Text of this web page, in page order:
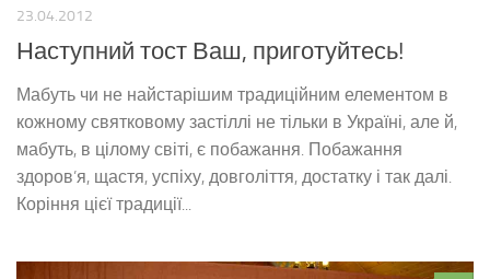
23.04.2012
Наступний тост Ваш, приготуйтесь!
Мабуть чи не найстарішим традиційним елементом в
кожному святковому застіллі не тільки в Україні, але й,
мабуть, в цілому світі, є побажання. Побажання
здоров’я, щастя, успіху, довголіття, достатку і так далі.
Коріння цієї традиції...